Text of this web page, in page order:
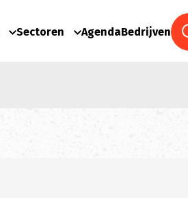
Sectoren AgendaBedrijven